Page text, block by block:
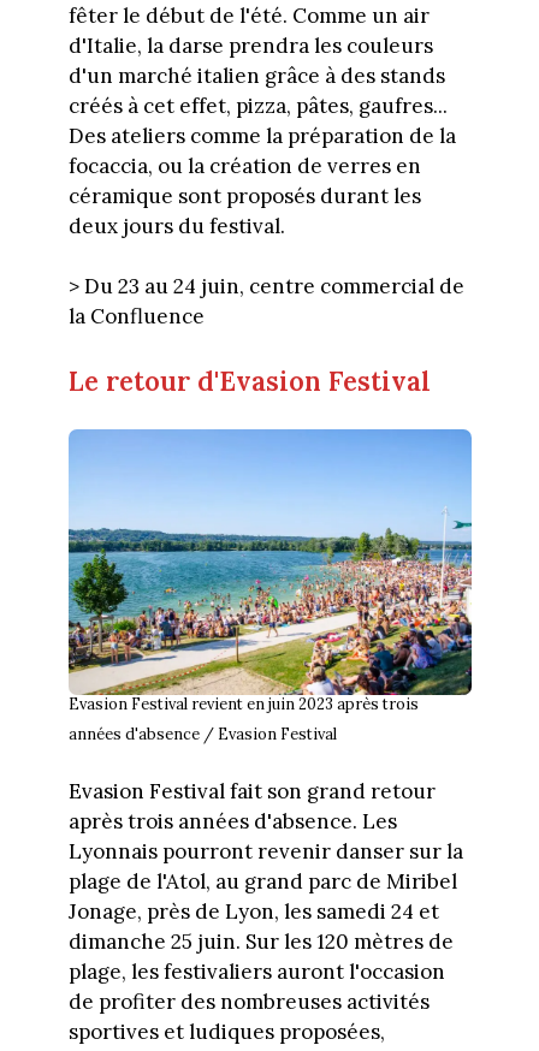
fêter le début de l'été. Comme un air
d'Italie, la darse prendra les couleurs
d'un marché italien grâce à des stands
créés à cet effet, pizza, pâtes, gaufres...
Des ateliers comme la préparation de la
focaccia, ou la création de verres en
céramique sont proposés durant les
deux jours du festival.
> Du 23 au 24 juin, centre commercial de
la Confluence
Le retour d'Evasion Festival
Evasion Festival revient en juin 2023 après trois
années d'absence / Evasion Festival
Evasion Festival fait son grand retour
après trois années d'absence. Les
Lyonnais pourront revenir danser sur la
plage de l'Atol, au grand parc de Miribel
Jonage, près de Lyon, les samedi 24 et
dimanche 25 juin. Sur les 120 mètres de
plage, les festivaliers auront l'occasion
de profiter des nombreuses activités
sportives et ludiques proposées,